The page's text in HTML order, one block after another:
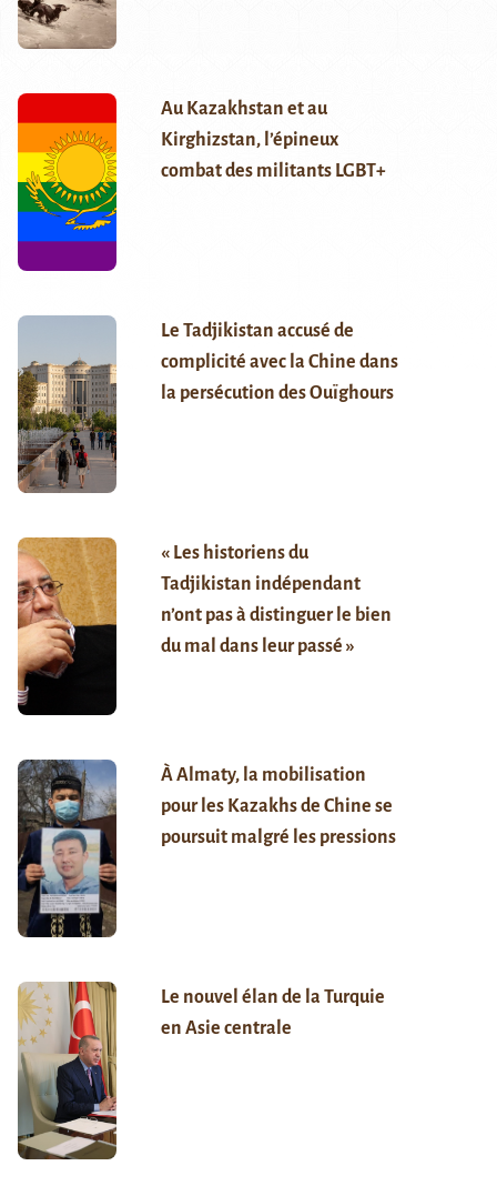
Au Kazakhstan et au
Kirghizstan, l’épineux
combat des militants LGBT+
Le Tadjikistan accusé de
complicité avec la Chine dans
la persécution des Ouïghours
« Les historiens du
Tadjikistan indépendant
n’ont pas à distinguer le bien
du mal dans leur passé »
À Almaty, la mobilisation
pour les Kazakhs de Chine se
poursuit malgré les pressions
Le nouvel élan de la Turquie
en Asie centrale